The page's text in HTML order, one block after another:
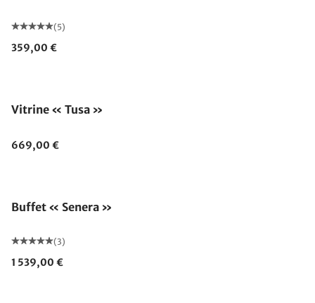
(5)
359,00 €
Vitrine « Tusa »
669,00 €
Buffet « Senera »
(3)
1 539,00 €